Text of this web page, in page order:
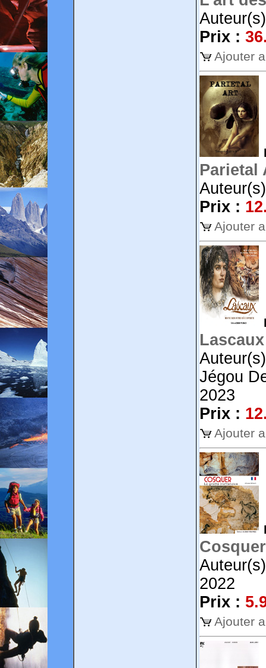
Prix :
Ajouter
Parietal
Prix :
Ajouter
Jégou
2023
Prix :
Ajouter
2022
Prix :
Ajouter